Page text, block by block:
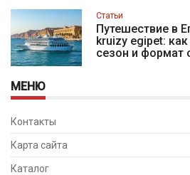
Статьи
Путешествие в
kruizy egipet:
сезон и формат
МЕНЮ
Контакты
Карта сайта
Каталог